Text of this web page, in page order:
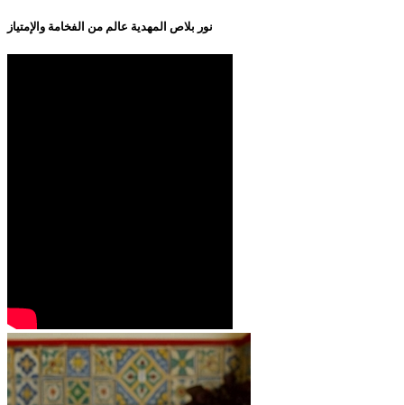
نور بلاص المهدية عالم من الفخامة والإمتياز